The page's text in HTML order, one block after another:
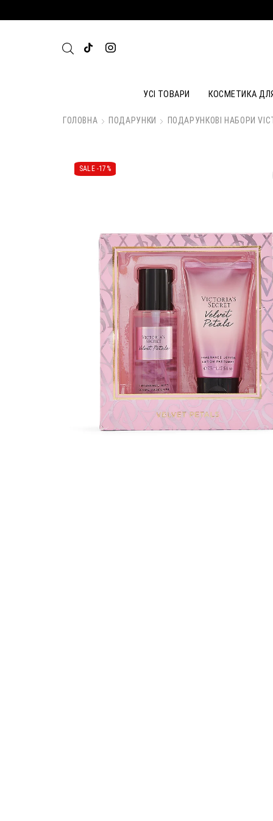
УСІ ТОВАРИ КОСМЕТИКА
ГОЛОВНА ПОДАРУНКИ ПОДАРУНКОВІ НАБОРИ
SALE -17%